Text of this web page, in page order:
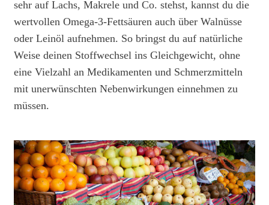
sehr auf Lachs, Makrele und Co. stehst, kannst du die
wertvollen Omega-3-Fettsäuren auch über Walnüsse
oder Leinöl aufnehmen. So bringst du auf natürliche
Weise deinen Stoffwechsel ins Gleichgewicht, ohne
eine Vielzahl an Medikamenten und Schmerzmitteln
mit unerwünschten Nebenwirkungen einnehmen zu
müssen.